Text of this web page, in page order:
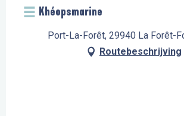
Khéopsmarine
Port-La-Forêt, 29940 La Forêt-
Routebeschrijving